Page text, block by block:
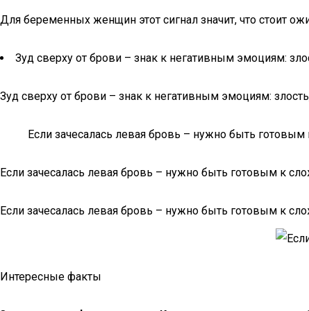
Для беременных женщин этот сигнал значит, что стоит
Зуд сверху от брови – знак к негативным эмоциям:
Зуд сверху от брови – знак к негативным эмоциям:
Если зачесалась левая бровь – нужно быть
Если зачесалась левая бровь – нужно быть готовым к
Если зачесалась левая бровь – нужно быть готовым к
Интересные факты